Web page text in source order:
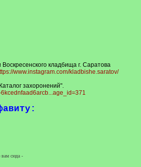
кладбища г. Саратова
www.instagram.com/kladbishe.saratov/
захоронений".
6kcednfaad6arcb...age_id=371
сюда -